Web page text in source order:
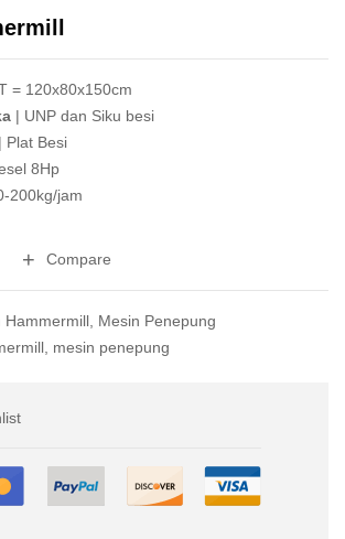
= 120x80x150cm
| UNP dan Siku besi
| Plat Besi
8Hp
200kg/jam
Compare
Hammermill, Mesin Penepung
, mesin penepung